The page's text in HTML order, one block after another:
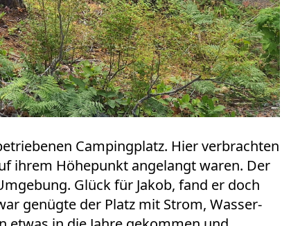
Campingplatz. Hier verbrachten
ihrem Höhepunkt angelangt waren. Der
Glück für Jakob, fand er doch
genügte der Platz mit Strom, Wasser-